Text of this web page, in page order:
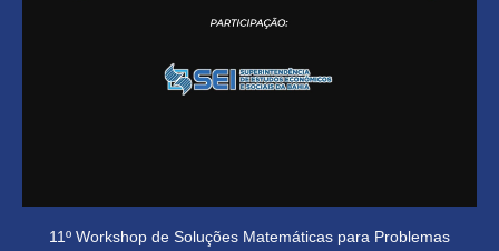
11º Workshop de Soluções Matemáticas para Problemas